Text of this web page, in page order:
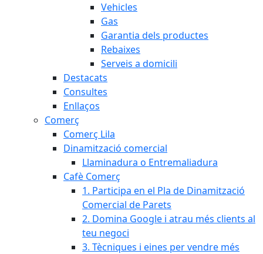
Vehicles
Gas
Garantia dels productes
Rebaixes
Serveis a domicili
Destacats
Consultes
Enllaços
Comerç
Comerç Lila
Dinamització comercial
Llaminadura o Entremaliadura
Cafè Comerç
1. Participa en el Pla de Dinamització
Comercial de Parets
2. Domina Google i atrau més clients al
teu negoci
3. Tècniques i eines per vendre més